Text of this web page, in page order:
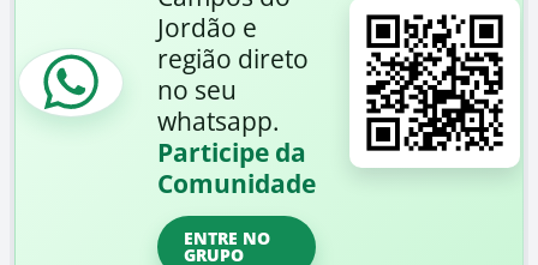
Jordão e
região direto
no seu
whatsapp.
Participe da
Comunidade
ENTRE NO
GRUPO